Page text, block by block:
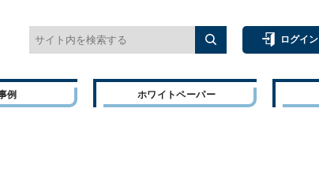
ログイン
例 ホワイトペーパー